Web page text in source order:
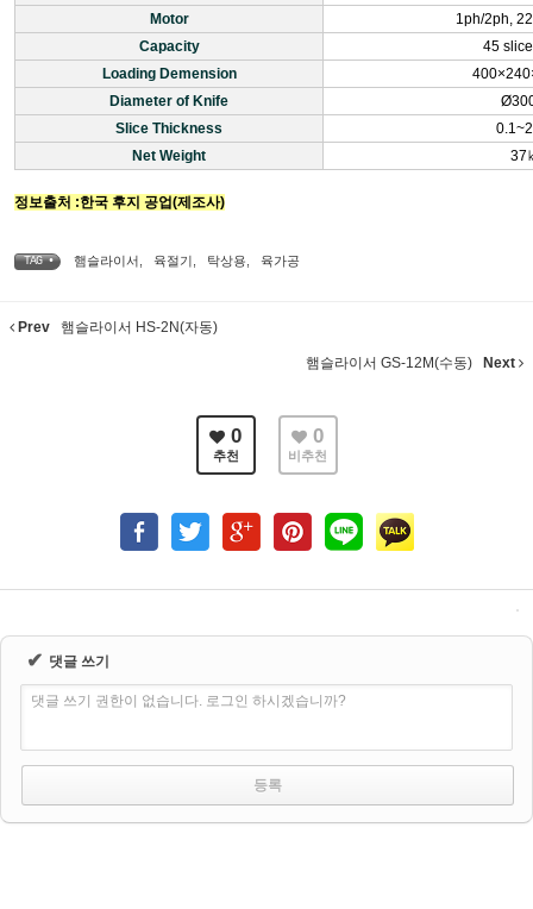
Motor
1ph/2ph,
Capacity
45
Loading Demension
Diameter of Knife
Slice Thickness
Net Weight
37
정보출처 :한국 후지 공업(제조사)
TAG • 햄슬라이서 육절기 탁상용 육가공
Prev 햄슬라이서 HS-2N(자동)
햄슬라이서 GS-12M(수동) Next
0
추천
0
비추천
✔ 댓글 쓰기
댓글 쓰기 권한이 없습니다. 로그인 하시겠습니까?